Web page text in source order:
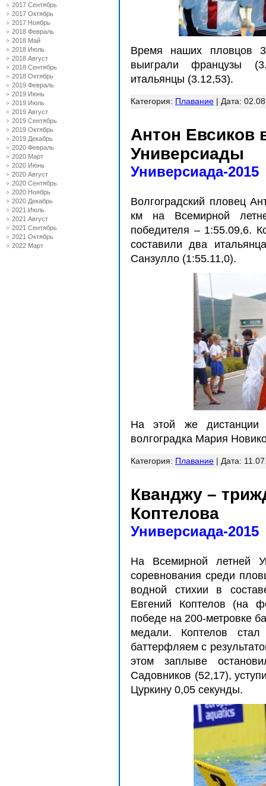
2017 Сентябрь
2017 Октябрь
2017 Ноябрь
2018 Февраль
2018 Май
2018 Июль
2018 Август
2018 Сентябрь
2018 Октябрь
2019 Февраль
2019 Июнь
2019 Июль
2019 Август
2019 Сентябрь
2019 Октябрь
2019 Декабрь
2020 Февраль
2020 Март
2020 Июнь
2020 Август
2020 Сентябрь
2020 Ноябрь
2020 Декабрь
2021 Июль
2021 Август
2021 Сентябрь
2021 Октябрь
2022 Март
Время наших пловцов
выиграли французы
итальянцы (3.12,53).
Категория: Плавание | Дата:
Антон Евсиков
Универсиады
Универсиада-2015
Волгоградский пловец
км на Всемирной
победителя – 1:55.09,6.
составили два
Санзулло (1:55.11,0).
На этой же дистанции
волгоградка Мария
Категория: Плавание | Дата:
Кванджу –
Коптелова
Универсиада-2015
На Всемирной летней
соревнования среди
водной стихии в
Евгений Коптелов (на
победе на 200-метровке
медали. Коптелов
баттерфляем с
этом заплыве
Садовников (52,17),
Цуркину 0,05 секунды.